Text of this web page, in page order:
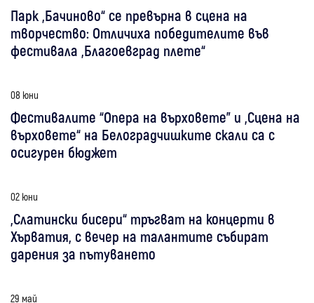
Парк „Бачиново“ се превърна в сцена на
творчество: Отличиха победителите във
фестивала „Благоевград плете“
08 юни
Фестивалите “Опера на върховете” и „Сцена на
върховете“ на Белоградчишките скали са с
осигурен бюджет
02 юни
„Слатински бисери“ тръгват на концерти в
Хърватия, с вечер на талантите събират
дарения за пътуването
29 май